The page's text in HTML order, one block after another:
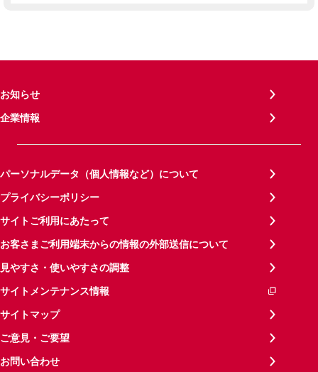
お知らせ
企業情報
パーソナルデータ（個人情報など）について
プライバシーポリシー
サイトご利用にあたって
お客さまご利用端末からの情報の外部送信について
見やすさ・使いやすさの調整
サイトメンテナンス情報
サイトマップ
ご意見・ご要望
お問い合わせ